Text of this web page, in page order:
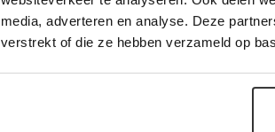
media, adverteren en analyse. Deze
verstrekt of die ze hebben verzameld op